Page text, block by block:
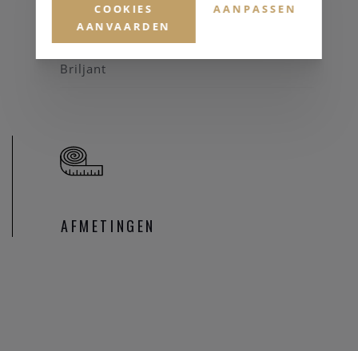
Goud 14 karaat
EDELSTENEN
Briljant
AFMETINGEN
COOKIES
AANVAARDEN
AANPASSEN